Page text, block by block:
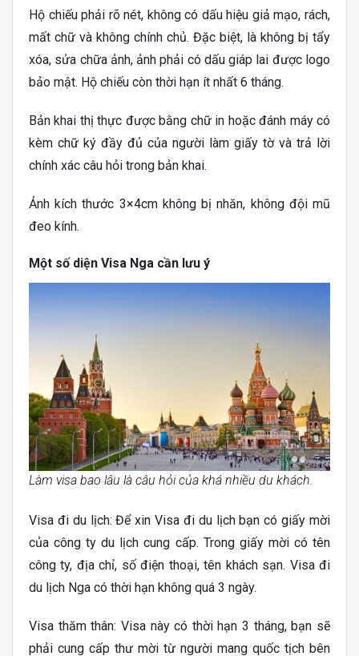
Hộ chiếu phải rõ nét, không có dấu hiệu giả mạo, rách,
mất chữ và không chính chủ. Đặc biệt, là không bị tẩy
xóa, sửa chữa ảnh, ảnh phải có dấu giáp lai được logo
bảo mật. Hộ chiếu còn thời hạn ít nhất 6 tháng.
Bản khai thị thực được bằng chữ in hoặc đánh máy có
kèm chữ ký đầy đủ của người làm giấy tờ và trả lời
chính xác câu hỏi trong bản khai.
Ảnh kích thước 3×4cm không bị nhăn, không đội mũ
đeo kính.
Một số diện Visa Nga cần lưu ý
Làm visa bao lâu là câu hỏi của khá nhiều du khách.
Visa đi du lịch: Để xin Visa đi du lịch bạn có giấy mời
của công ty du lịch cung cấp. Trong giấy mời có tên
công ty, địa chỉ, số điện thoại, tên khách sạn. Visa đi
du lịch Nga có thời hạn không quá 3 ngày.
Visa thăm thân: Visa này có thời hạn 3 tháng, bạn sẽ
phải cung cấp thư mời từ người mang quốc tịch bên